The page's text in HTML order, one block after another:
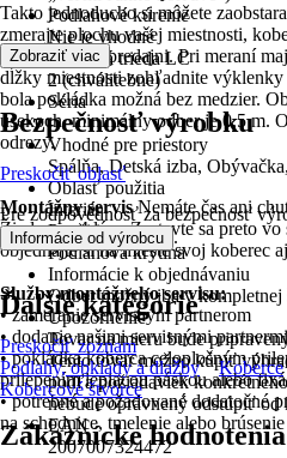
Podlahové kúrenie
Nie je vhodné
Luxusná trieda LC
2 (chválitebne)
Séria
-
Vhodné pre priestory
Spálňa, Detská izba,
Oblasť použitia
Interiér
Použitie
Podlahová krytina
Informácie k objednávaniu
Odber možný iba v kompletnej
Upozornenie
Tovar na mieru bude
Tento tovar možno kúpiť
podľa požiadaviek
nebude oprávnený odstúpiť
EAN
2007007324472
Takto jednoducho si môžete
zmerajte plochu vašej miestnosti,
vyzdvihnite v predajni. Pri meraní
dĺžky miestnosti zohľadnite
bola pokládka možná bez medzier.
úsekoch, minimálny odber je 0,5 m.
odrezy.
Montážny servisNemáte čas ani
Žiadny problém: Zastavte sa preto
objednajte si na mieste svoj koberec
Služby montážneho servisu:
• zameranie servisným partnerom
• dodanie našimi servisnými partnermi
• pokládka koberca celoplošným
prilepením lepiacou páskou alebo
• potrebné a požadované dodatočné
na schodnice, tmelenie alebo brúsenie
Zobraziť viac
Bezpečnosť výrobku
Preskočiť oblasť
Pre zodpovednosť za bezpečnosť
Informácie od výrobcu .
Ďalšie kategórie
Preskočiť zoznam
Podlahy, obklady a dlažby
Koberce
Kobercové štvorce
Zákaznícke hodnotenia